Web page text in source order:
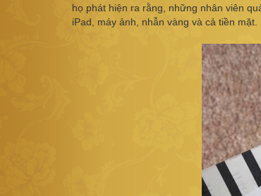
họ phát hiện ra rằng, những nhân viên
iPad, máy ảnh, nhẫn vàng và cả tiền mặt.